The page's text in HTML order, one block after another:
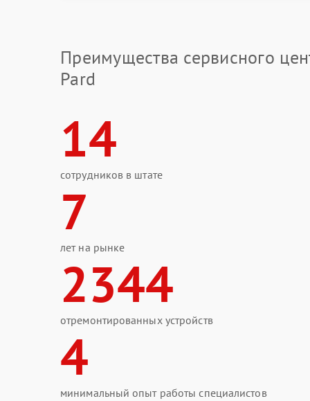
Преимущества сервисного
Pard
14
сотрудников в штате
7
лет на рынке
2344
отремонтированных устройств
4
минимальный опыт работы специалистов